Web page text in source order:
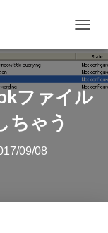
ビ
ゲ
ー
シ
ョ
ファイル
ちゃう
09/08